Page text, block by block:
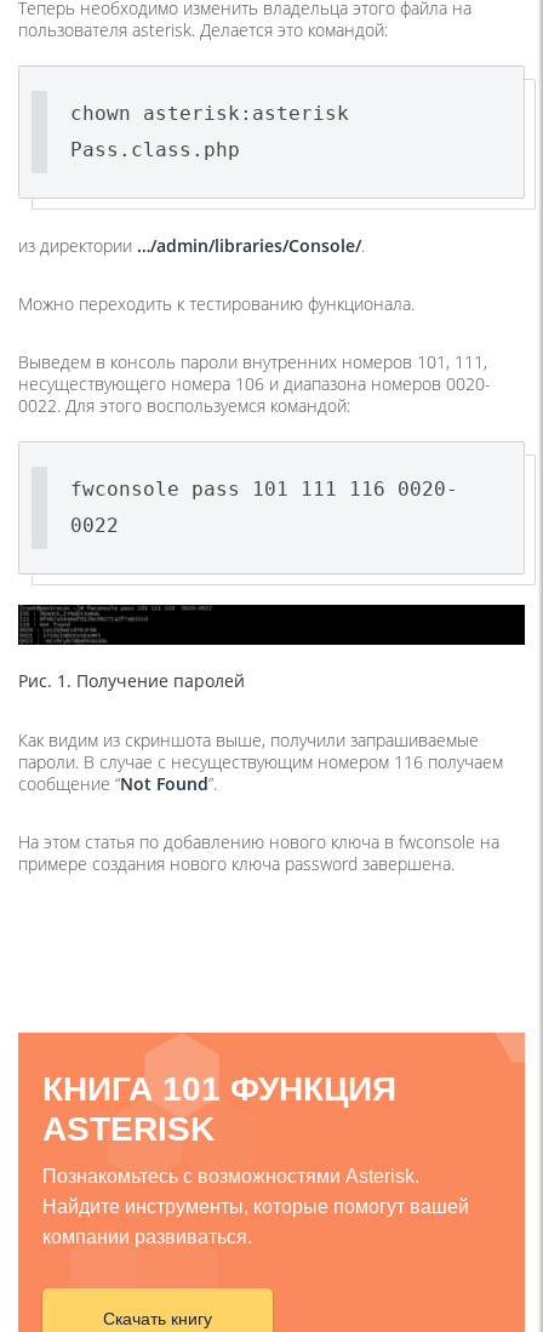
Теперь необходимо изменить владельца этого файла на
пользователя asterisk. Делается это командой:
chown asterisk:asterisk
Pass.class.php
из директории …/admin/libraries/Console/.
Можно переходить к тестированию функционала.
Выведем в консоль пароли внутренних номеров 101, 111,
несуществующего номера 106 и диапазона номеров 0020-
0022. Для этого воспользуемся командой:
fwconsole pass 101 111 116 0020-
0022
Рис. 1. Получение паролей
Как видим из скриншота выше, получили запрашиваемые
пароли. В случае с несуществующим номером 116 получаем
сообщение “Not Found”.
На этом статья по добавлению нового ключа в fwconsole на
примере создания нового ключа password завершена.
КНИГА 101 ФУНКЦИЯ
ASTERISK
Познакомьтесь с возможностями Asterisk.
Найдите инструменты, которые помогут вашей
компании развиваться.
Скачать книгу